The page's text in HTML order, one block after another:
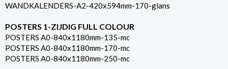
WANDKALENDERS-A2-420x594mm-170-glans
POSTERS 1-ZIJDIG FULL COLOUR
POSTERS A0-840x1180mm-135-mc
POSTERS A0-840x1180mm-170-mc
POSTERS A0-840x1180mm-250-mc